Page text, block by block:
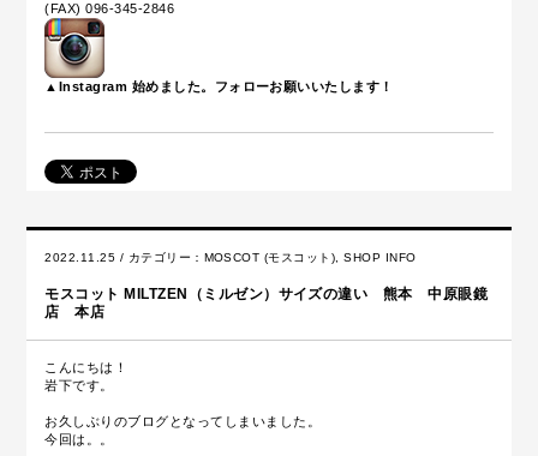
(FAX) 096-345-2846
▲Instagram 始めました。フォローお願いいたします！
2022.11.25 / カテゴリー： MOSCOT (モスコット) ,SHOP INFO
モスコット MILTZEN（ミルゼン）サイズの違い 熊本 中原眼鏡
店 本店
こんにちは！
岩下です。
お久しぶりのブログとなってしまいました。
今回は。。